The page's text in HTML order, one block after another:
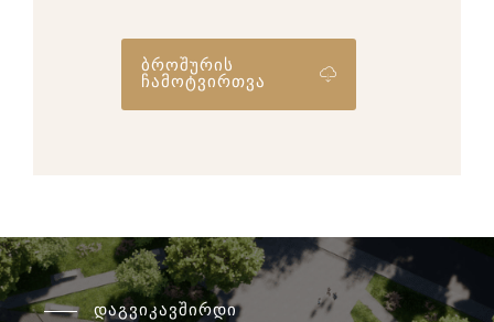
ბროშურის
ჩამოტვირთვა
დაგვიკავშირდი